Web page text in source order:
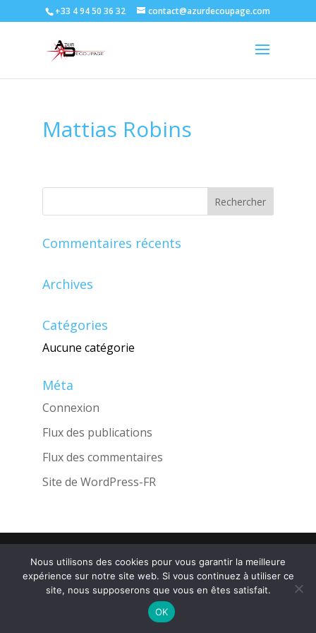
+33 4 94 50 36 32 contact@azurdecoupage.com
Mattias Robins
Commentaires récents
Archives
Catégories
Aucune catégorie
Méta
Connexion
Flux des publications
Flux des commentaires
Site de WordPress-FR
Nous utilisons des cookies pour vous garantir la meilleure
expérience sur notre site web. Si vous continuez à utiliser ce
site, nous supposerons que vous en êtes satisfait.
OK